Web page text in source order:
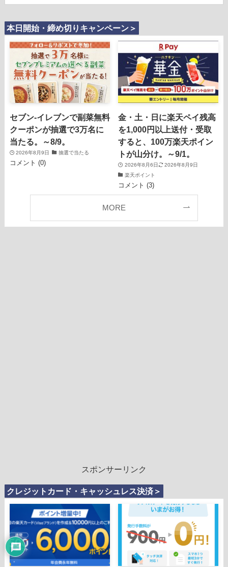
本日開始・締め切りキャンペーン＞
セブン‐イレブンで副菜無料
クーポンが抽選で3万名に
当たる。～8/9。
2026年8月9日 抽選で当たる
コメント (0)
金・土・日に楽天ペイ残高
を1,000円以上送付・受取
すると、100万楽天ポイン
トが山分け。～9/1。
2026年8月6日
2026年8月9日
楽天ポイント
コメント (3)
MORE
スポンサーリンク
クレジットカード・キャッシュレス決済＞